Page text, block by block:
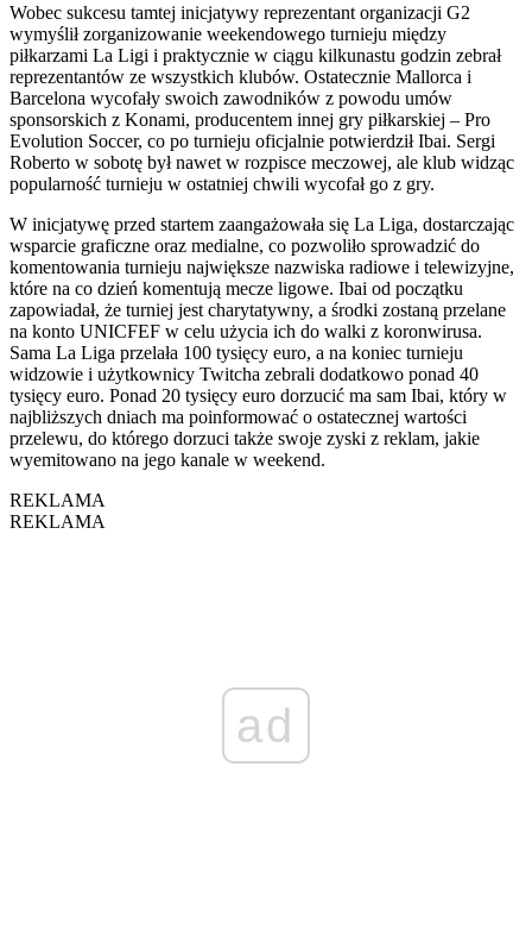
Wobec sukcesu tamtej inicjatywy reprezentant organizacji G2
wymyślił zorganizowanie weekendowego turnieju między
piłkarzami La Ligi i praktycznie w ciągu kilkunastu godzin zebrał
reprezentantów ze wszystkich klubów. Ostatecznie Mallorca i
Barcelona wycofały swoich zawodników z powodu umów
sponsorskich z Konami, producentem innej gry piłkarskiej – Pro
Evolution Soccer, co po turnieju oficjalnie potwierdził Ibai. Sergi
Roberto w sobotę był nawet w rozpisce meczowej, ale klub widząc
popularność turnieju w ostatniej chwili wycofał go z gry.
W inicjatywę przed startem zaangażowała się La Liga, dostarczając
wsparcie graficzne oraz medialne, co pozwoliło sprowadzić do
komentowania turnieju największe nazwiska radiowe i telewizyjne,
które na co dzień komentują mecze ligowe. Ibai od początku
zapowiadał, że turniej jest charytatywny, a środki zostaną przelane
na konto UNICFEF w celu użycia ich do walki z koronwirusa.
Sama La Liga przelała 100 tysięcy euro, a na koniec turnieju
widzowie i użytkownicy Twitcha zebrali dodatkowo ponad 40
tysięcy euro. Ponad 20 tysięcy euro dorzucić ma sam Ibai, który w
najbliższych dniach ma poinformować o ostatecznej wartości
przelewu, do którego dorzuci także swoje zyski z reklam, jakie
wyemitowano na jego kanale w weekend.
REKLAMA
REKLAMA
ad